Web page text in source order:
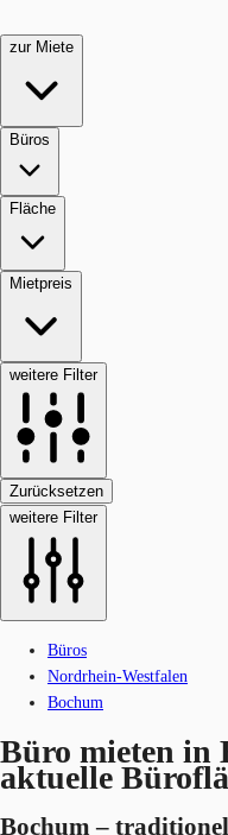
zur Miete
Büros
Fläche
Mietpreis
weitere Filter
Zurücksetzen
weitere Filter
Büros
Nordrhein-Westfalen
Bochum
Büro mieten in
aktuelle
Bochum –